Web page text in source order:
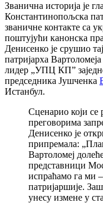
Званична историја је
Константинопољска
званичне контакте са
поштујући канонска
Денисенко је срушио
патријарха
лидер „УПЦ КП”
председника Јушченка
Истанбул.
Сценарио који се
преговорима
Денисенко је
припремала:
Вартоломеј
представници
испраћамо га ми
патријаршије.
унесу измене у